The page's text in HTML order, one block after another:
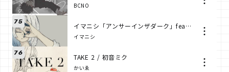
BCNO
75 イマニシ「アンサーインザダーク」feat.miku
イマニシ
76 TAKE 2 / 初音ミク
かいゑ